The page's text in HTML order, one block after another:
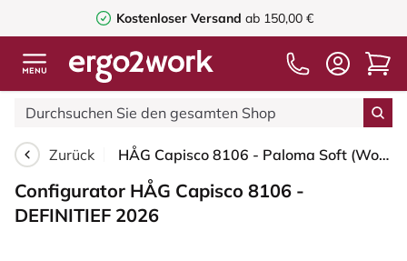
Kostenloser Versand ab 150,00 €
Zurück HÅG Capisco 8106 - Paloma Soft (Wollsdorf) - Semi-Anilinleder - ATG55115 - Warm grey - Moss Grey - 150mm (Sitzhöhe 40-55cm) - Harte Rollen für weiche Böden
Configurator HÅG Capisco 8106 -
DEFINITIEF 2026